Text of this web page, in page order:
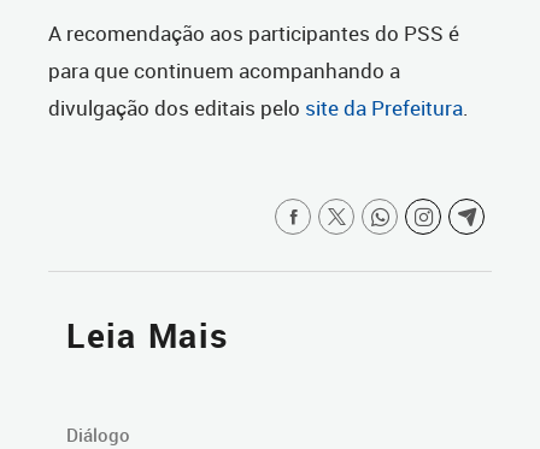
A recomendação aos participantes do PSS é
para que continuem acompanhando a
divulgação dos editais pelo site da Prefeitura.
Leia Mais
Diálogo